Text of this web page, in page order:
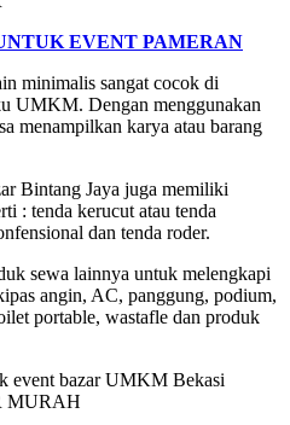
EVENT PAMERAN
minimalis sangat cocok di
UMKM. Dengan menggunakan
menampilkan karya atau barang
Bintang Jaya juga memiliki
: tenda kerucut atau tenda
dan tenda roder.
sewa lainnya untuk melengkapi
angin, AC, panggung, podium,
portable, wastafle dan produk
MURAH